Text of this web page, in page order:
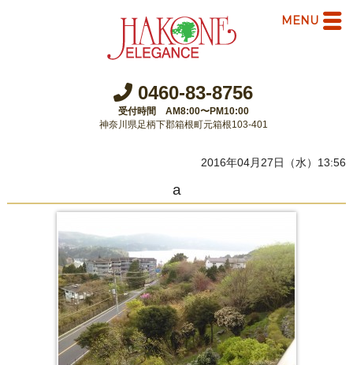
0460-83-8756
受付時間 AM8:00〜PM10:00
神奈川県足柄下郡箱根町元箱根103-401
2016年04月27日（水）13:56
a
MENU